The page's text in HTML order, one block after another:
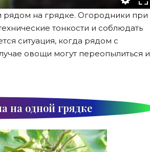
на грядке. Огородники при
тонкости и соблюдать
ситуация, когда рядом с
овощи могут переопылиться и
на одной грядке